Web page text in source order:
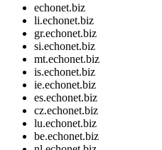
echonet.biz
li.echonet.biz
gr.echonet.biz
si.echonet.biz
mt.echonet.biz
is.echonet.biz
ie.echonet.biz
es.echonet.biz
cz.echonet.biz
lu.echonet.biz
be.echonet.biz